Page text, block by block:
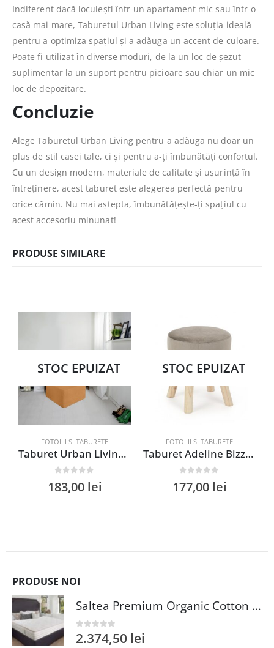
Indiferent dacă locuiești într-un apartament mic sau într-o
casă mai mare, Taburetul Urban Living este soluția ideală
pentru a optimiza spațiul și a adăuga un accent de culoare.
Poate fi utilizat în diverse moduri, de la un loc de șezut
suplimentar la un suport pentru picioare sau chiar un mic
loc de depozitare.
Concluzie
Alege Taburetul Urban Living pentru a adăuga nu doar un
plus de stil casei tale, ci și pentru a-ți îmbunătăți confortul.
Cu un design modern, materiale de calitate și ușurință în
întreținere, acest taburet este alegerea perfectă pentru
orice cămin. Nu mai aștepta, îmbunătățește-ți spațiul cu
acest accesoriu minunat!
PRODUSE SIMILARE
STOC EPUIZAT
FOTOLII SI TABURETE
Taburet Urban Living 63x36x63 cm Melon, Asamblare Usor, Husa Detasabila din Material Sintetic, Ideal pentru Interior Modern
183,00 lei
STOC EPUIZAT
FOTOLII SI TABURETE
Taburet Adeline Bizzotto 34×38 cm lemn de pin catifea gri
177,00 lei
PRODUSE NOI
Saltea Premium Organic Cotton Pocket Memory 120x200 cm 7 Zone Confort pentru Somn Sanatos
0 out of 5
2.374,50 lei